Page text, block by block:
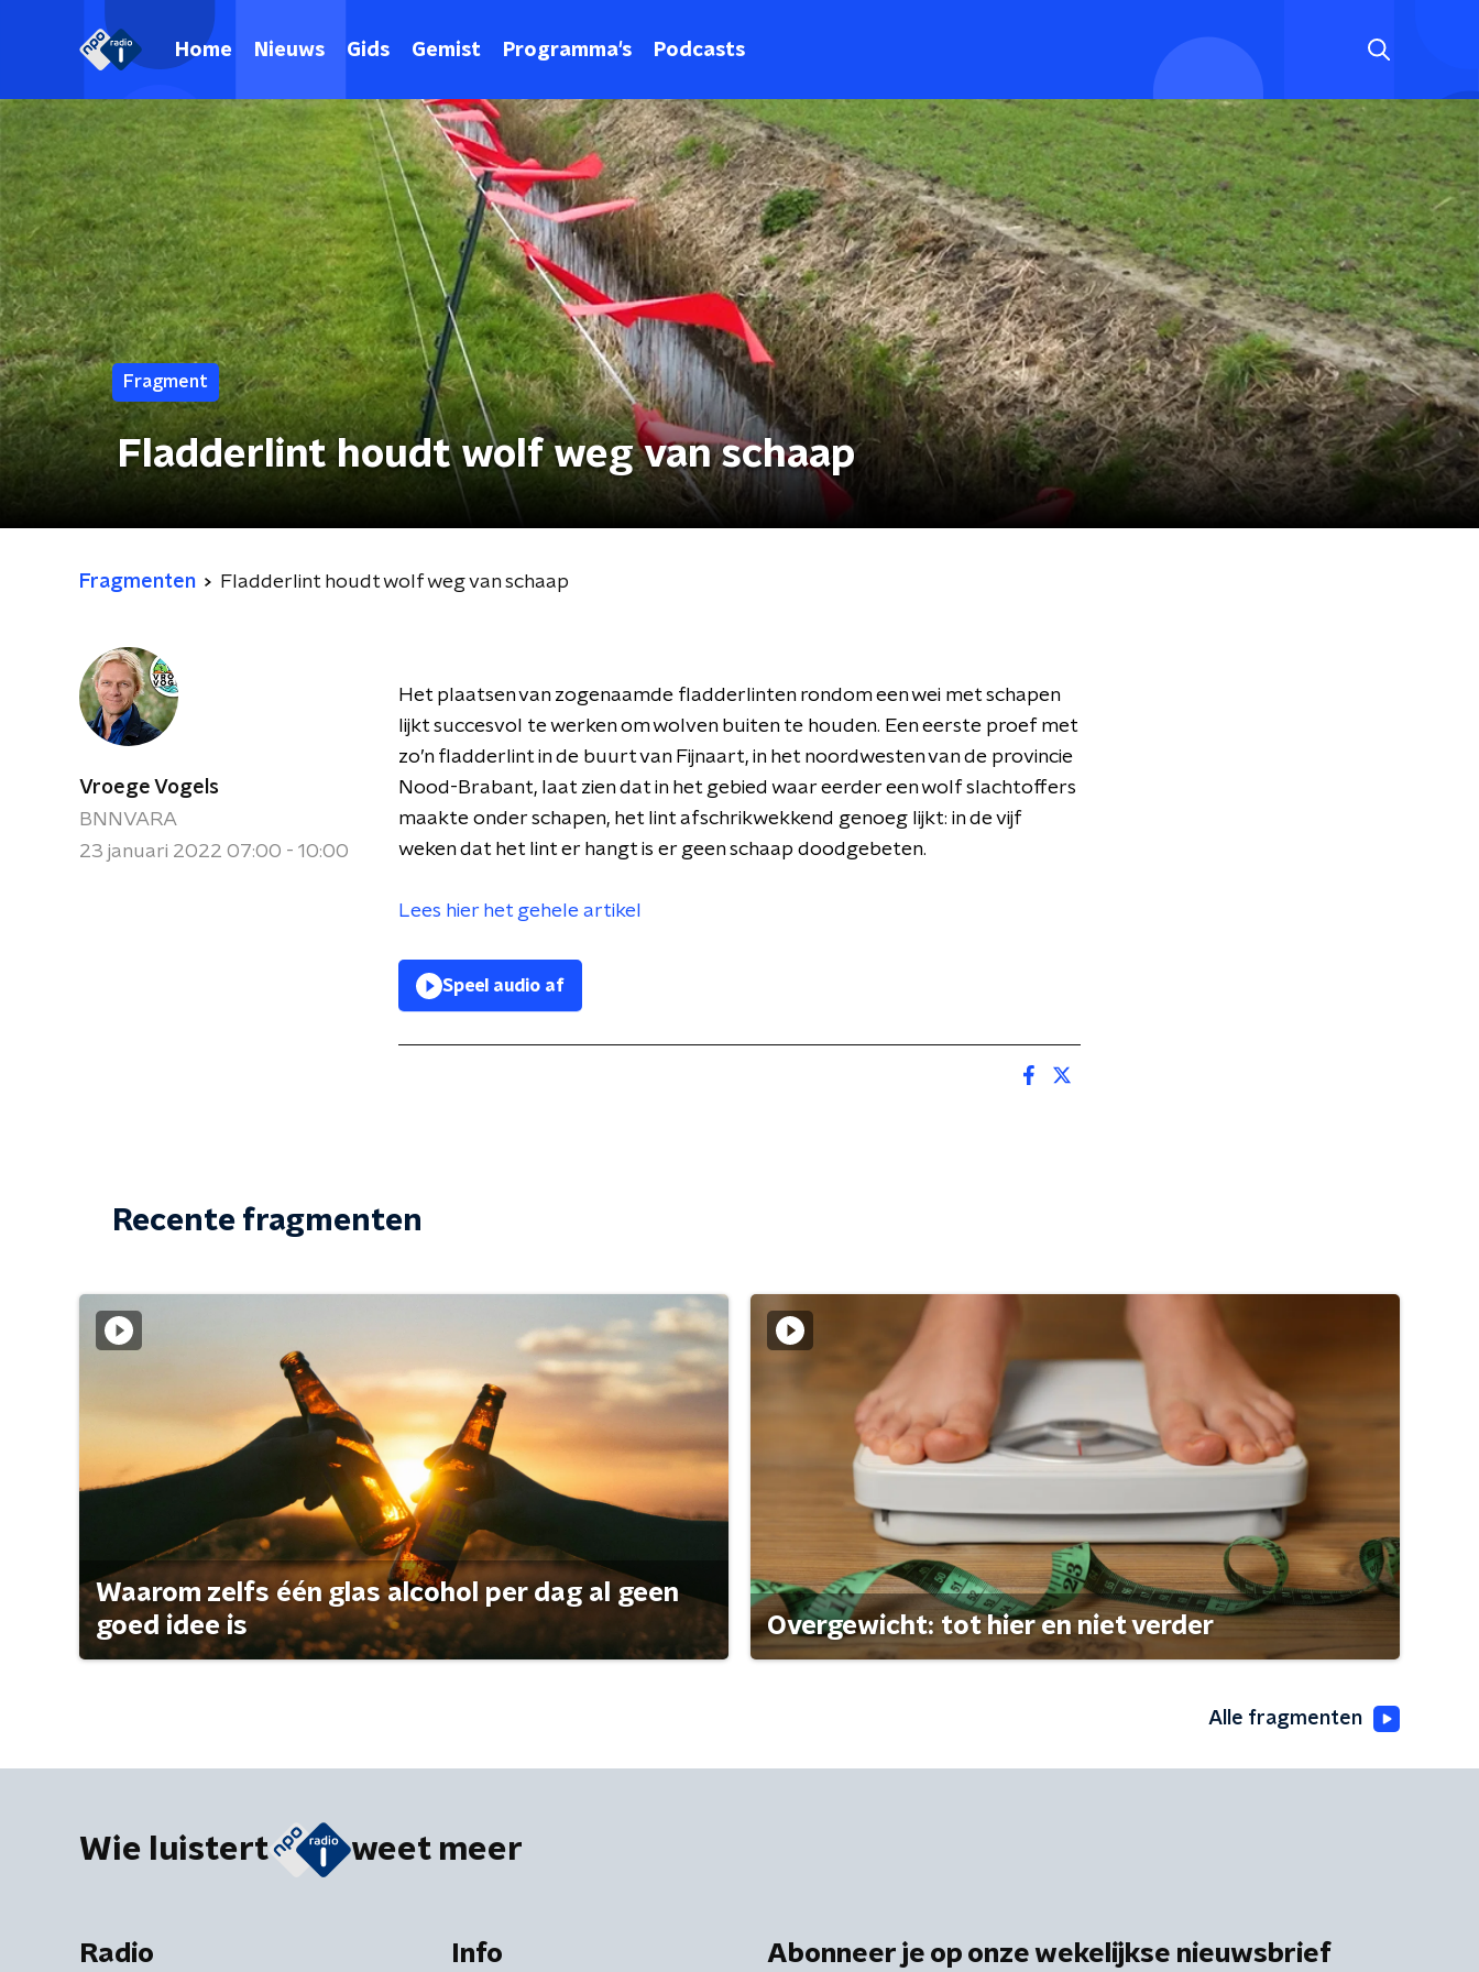
Home Nieuws Gids Gemist Programma's Podcasts
Fragment
Fladderlint houdt wolf weg van schaap
Fragmenten Fladderlint houdt wolf weg van schaap
Vroege Vogels
BNNVARA
23 januari 2022 07:00 - 10:00
Het plaatsen van zogenaamde fladderlinten rondom een wei met schapen
lijkt succesvol te werken om wolven buiten te houden. Een eerste proef met
zo’n fladderlint in de buurt van Fijnaart, in het noordwesten van de provincie
Nood-Brabant, laat zien dat in het gebied waar eerder een wolf slachtoffers
maakte onder schapen, het lint afschrikwekkend genoeg lijkt: in de vijf
weken dat het lint er hangt is er geen schaap doodgebeten.
Lees hier het gehele artikel
Speel audio af
Recente fragmenten
Waarom zelfs één glas alcohol per dag al geen
goed idee is
Overgewicht: tot hier en niet verder
Alle fragmenten
Wie luistert weet meer
Radio Info Abonneer je op onze wekelijkse nieuwsbrief